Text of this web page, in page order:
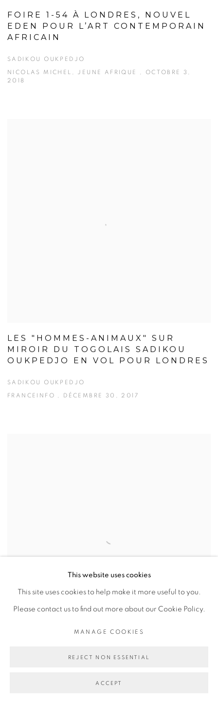
FOIRE 1-54 À LONDRES, NOUVEL
EDEN POUR L’ART CONTEMPORAIN
AFRICAIN
SADIKOU OUKPEDJO
NICOLAS MICHEL, JEUNE AFRIQUE , OCTOBRE 3,
2018
LES "HOMMES-ANIMAUX" SUR
MIROIR DU TOGOLAIS SADIKOU
OUKPEDJO EN VOL POUR LONDRES
SADIKOU OUKPEDJO
FRANCEINFO , DÉCEMBRE 30, 2017
This website uses cookies
This site uses cookies to help make it more useful to you.
Please contact us to find out more about our Cookie Policy.
MANAGE COOKIES
REJECT NON ESSENTIAL
ACCEPT